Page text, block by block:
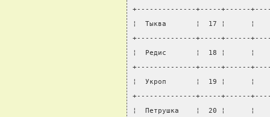
+--------------+-----+------
¦  Тыква       ¦  17 ¦
+--------------+-----+------
¦  Редис       ¦  18 ¦
+--------------+-----+------
¦  Укроп       ¦  19 ¦
+--------------+-----+------
¦  Петрушка    ¦  20 ¦